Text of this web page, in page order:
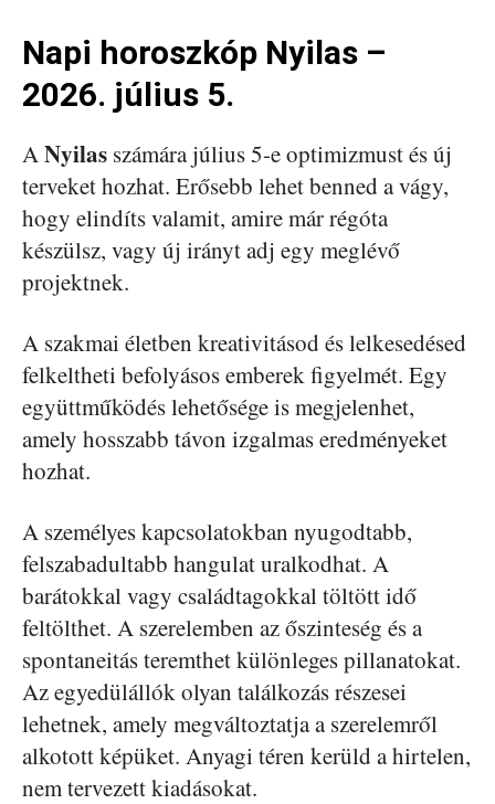
Napi horoszkóp Nyilas –
2026. július 5.
ANyilas számára július 5-e optimizmust és új
terveket hozhat. Erősebb lehet benned a vágy,
hogy elindíts valamit, amire már régóta
készülsz, vagy új irányt adj egy meglévő
projektnek.
A szakmai életben kreativitásod és lelkesedésed
felkeltheti befolyásos emberek figyelmét. Egy
együttműködés lehetősége is megjelenhet,
amely hosszabb távon izgalmas eredményeket
hozhat.
A személyes kapcsolatokban nyugodtabb,
felszabadultabb hangulat uralkodhat. A
barátokkal vagy családtagokkal töltött idő
feltölthet. A szerelemben az őszinteség és a
spontaneitás teremthet különleges pillanatokat.
Az egyedülállók olyan találkozás részesei
lehetnek, amely megváltoztatja a szerelemről
alkotott képüket. Anyagi téren kerüld a hirtelen,
nem tervezett kiadásokat.